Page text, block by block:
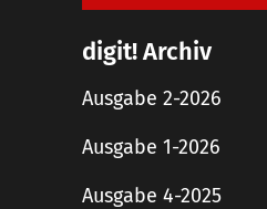
digit! Archiv
Ausgabe 2-2026
Ausgabe 1-2026
Ausgabe 4-2025